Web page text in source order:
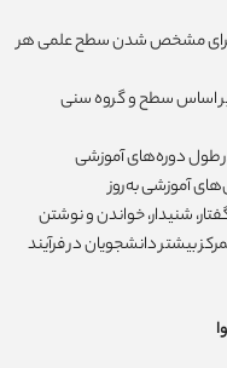
برای مشخص شدن سطح علمی هر
بر اساس سطح و گروه سنی
در طول دوره‌های آموزشی
آموزشی به‌روز
شنیدار، خواندن و نوشتن
بیشتر دانشجویان در فرآیند